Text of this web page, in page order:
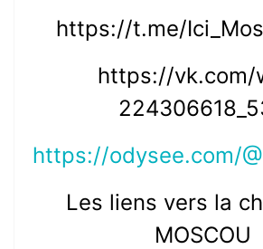
https://t.me/
https://vk.com/
https://odysee.com/
Les liens vers la
MOSCOU